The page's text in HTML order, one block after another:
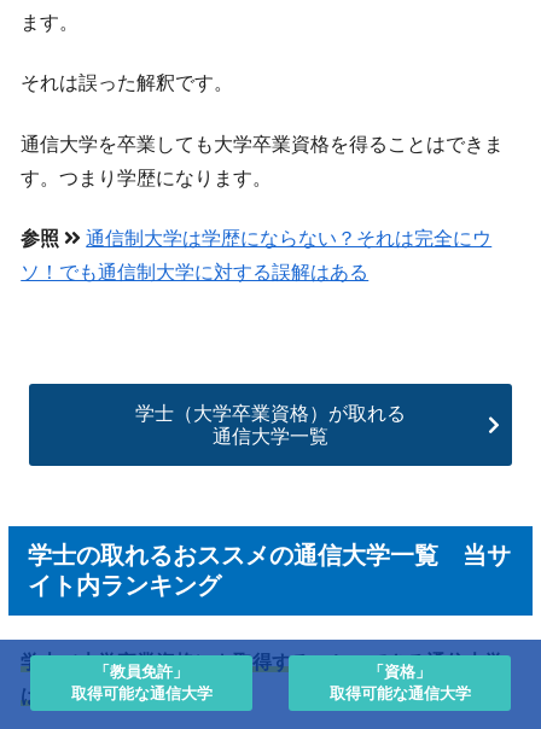
ます。
それは誤った解釈です。
通信大学を卒業しても大学卒業資格を得ることはできま
す。つまり学歴になります。
参照
通信制大学は学歴にならない？それは完全にウ
ソ！でも通信制大学に対する誤解はある
学士（大学卒業資格）が取れる
通信大学一覧
学士の取れるおススメの通信大学一覧 当サ
イト内ランキング
学士（大学卒業資格）を取得することのできる通信大学
は以下の通りです。
「教員免許」
取得可能な通信大学
「資格」
取得可能な通信大学